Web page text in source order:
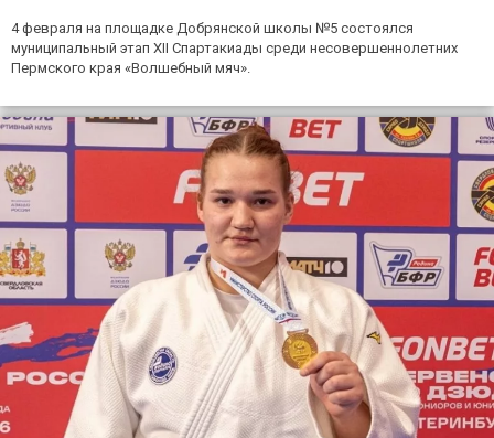
4 февраля на площадке Добрянской школы №5 состоялся
муниципальный этап ХII Спартакиады среди несовершеннолетних
Пермского края «Волшебный мяч».